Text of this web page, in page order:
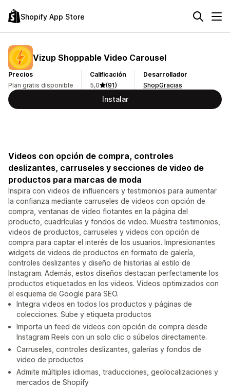
Shopify App Store
Vizup Shoppable Video Carousel
Precios
Plan gratis disponible
Calificación
5,0
(91)
Desarrollador
ShopGracias
Instalar
Videos con opción de compra, controles
deslizantes, carruseles y secciones de video de
productos para marcas de moda
Inspira con videos de influencers y testimonios para aumentar
la confianza mediante carruseles de videos con opción de
compra, ventanas de video flotantes en la página del
producto, cuadrículas y fondos de video. Muestra testimonios,
videos de productos, carruseles y videos con opción de
compra para captar el interés de los usuarios. Impresionantes
widgets de videos de productos en formato de galería,
controles deslizantes y diseño de historias al estilo de
Instagram. Además, estos diseños destacan perfectamente los
productos etiquetados en los videos. Videos optimizados con
el esquema de Google para SEO.
Integra videos en todos los productos y páginas de
colecciones. Sube y etiqueta productos
Importa un feed de videos con opción de compra desde
Instagram Reels con un solo clic o súbelos directamente.
Carruseles, controles deslizantes, galerías y fondos de
video de productos
Admite múltiples idiomas, traducciones, geolocalizaciones y
mercados de Shopify